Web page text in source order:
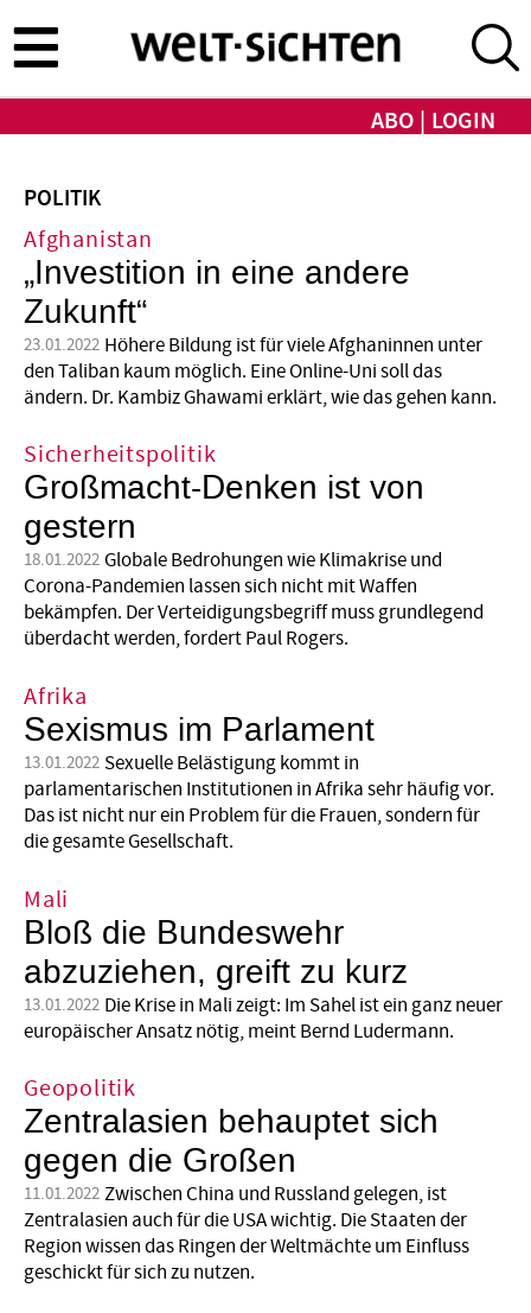
zum
Inhalt
ABO LOGIN
POLITIK
Afghanistan
„Investition in eine andere
Zukunft“
23.01.2022 Höhere Bildung ist für viele Afghaninnen unter
den Taliban kaum möglich. Eine Online-Uni soll das
ändern. Dr. Kambiz Ghawami erklärt, wie das gehen kann.
Sicherheitspolitik
Großmacht-Denken ist von
gestern
18.01.2022 Globale Bedrohungen wie Klimakrise und
Corona-Pandemien lassen sich nicht mit Waffen
bekämpfen. Der Verteidigungsbegriff muss grundlegend
überdacht werden, fordert Paul Rogers.
Afrika
Sexismus im Parlament
13.01.2022 Sexuelle Belästigung kommt in
parlamentarischen Institutionen in Afrika sehr häufig vor.
Das ist nicht nur ein Problem für die Frauen, sondern für
die gesamte Gesellschaft.
Mali
Bloß die Bundeswehr
abzuziehen, greift zu kurz
13.01.2022 Die Krise in Mali zeigt: Im Sahel ist ein ganz neuer
europäischer Ansatz nötig, meint Bernd Ludermann.
Geopolitik
Zentralasien behauptet sich
gegen die Großen
11.01.2022 Zwischen China und Russland gelegen, ist
Zentralasien auch für die USA wichtig. Die Staaten der
Region wissen das Ringen der Weltmächte um Einfluss
geschickt für sich zu nutzen.